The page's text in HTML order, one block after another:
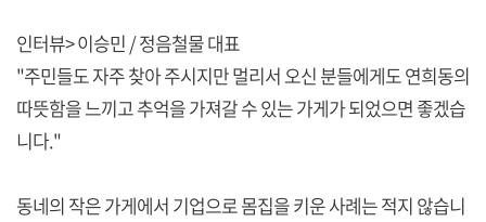
인터뷰> 이승민 / 정음철물 대표
"주민들도 자주 찾아 주시지만 멀리서 오신 분들에게도 연희동의
따뜻함을 느끼고 추억을 가져갈 수 있는 가게가 되었으면 좋겠습
니다."
동네의 작은 가게에서 기업으로 몸집을 키운 사례는 적지 않습니